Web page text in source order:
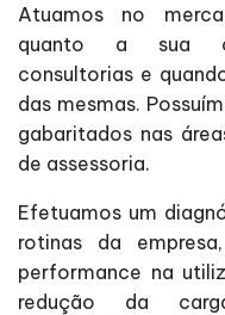
Atuamos no
quanto a sua
consultorias e
das mesmas.
gabaritados nas
de assessoria.
Efetuamos um
rotinas da
performance na
redução da